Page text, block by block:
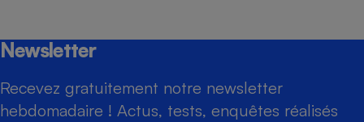
Newsletter
Recevez gratuitement notre newsletter
hebdomadaire ! Actus, tests, enquêtes réalisés